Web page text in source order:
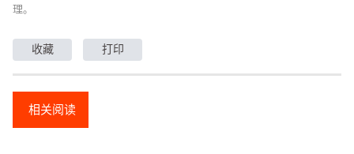
理。
收藏 打印
相关阅读